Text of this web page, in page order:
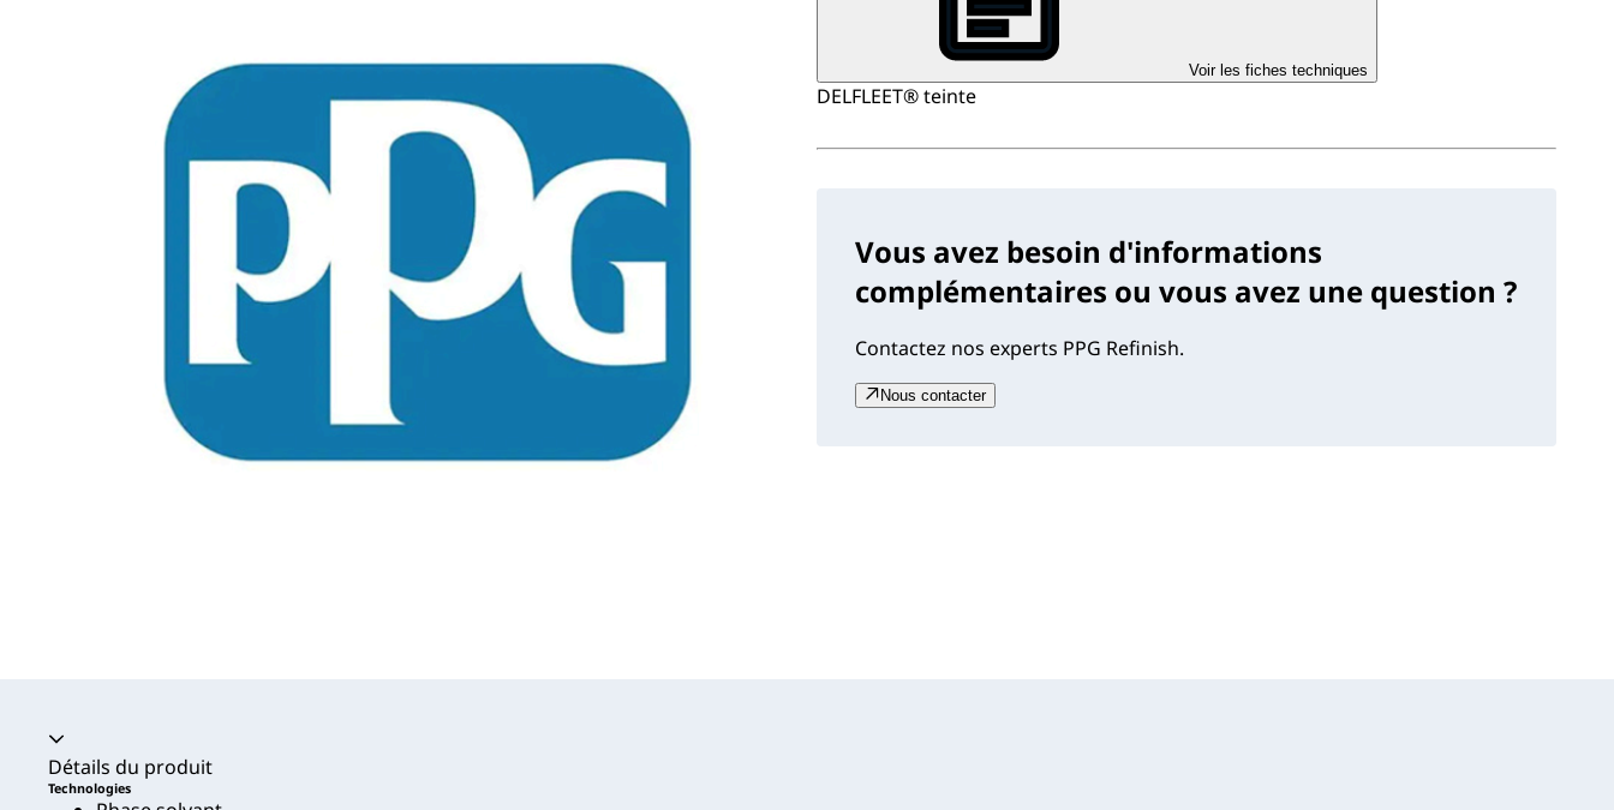
Voir les fiches techniques
DELFLEET® teinte
Vous avez besoin d'informations
complémentaires ou vous avez une question ?
Contactez nos experts PPG Refinish.
Nous contacter
Accordéon fermé
Détails du produit
Technologies